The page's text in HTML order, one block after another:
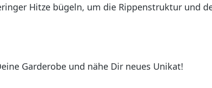
Hitze bügeln, um die Rippenstruktur und
Garderobe und nähe Dir neues Unikat!